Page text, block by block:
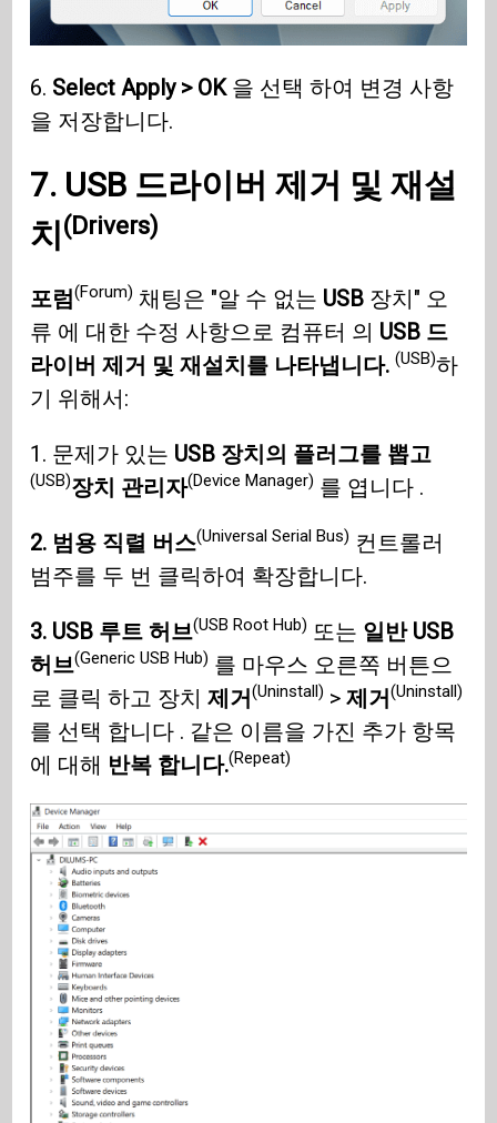
6. Select Apply > OK을 선택 하여 변경 사항
을 저장합니다.
7. USB 드라이버 제거 및 재설
치 (Drivers)
포럼(Forum) 채팅은 "알 수 없는 USB 장치" 오
류 에 대한 수정 사항으로 컴퓨터 의 USB 드
라이버 제거 및 재설치를 나타냅니다.(USB)하
기 위해서:
1. 문제가 있는 USB 장치의 플러그를 뽑고
(USB)장치 관리자(Device Manager) 를 엽니다 .
2. 범용 직렬 버스(Universal Serial Bus) 컨트롤러
범주를 두 번 클릭하여 확장합니다.
3. USB 루트 허브(USB Root Hub) 또는 일반 USB
허브(Generic USB Hub) 를 마우스 오른쪽 버튼으
로 클릭 하고 장치제거(Uninstall) >제거(Uninstall)
를 선택 합니다 . 같은 이름을 가진 추가 항목
에 대해 반복 합니다.(Repeat)